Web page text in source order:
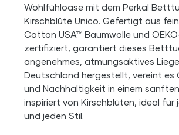
Wohlfühloase mit dem Perkal
Kirschblüte Unico. Gefertigt aus
Cotton USA™ Baumwolle und
zertifiziert, garantiert dieses
angenehmes, atmungsaktives
Deutschland hergestellt, vereint es
und Nachhaltigkeit in einem
inspiriert von Kirschblüten, ideal für
und jeden Stil.